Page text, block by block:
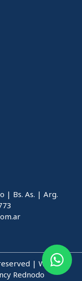
| Bs. As. | Arg.
|Web
Rednodo